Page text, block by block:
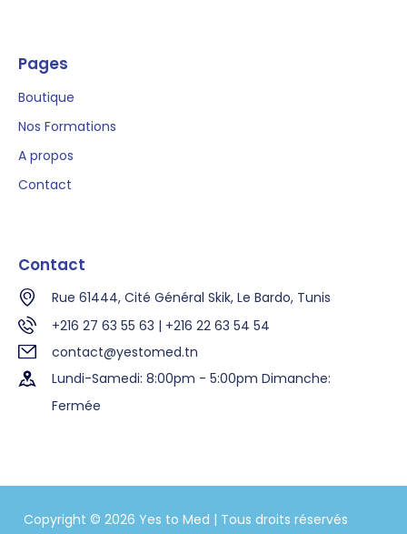
Pages
Boutique
Nos Formations
A propos
Contact
Contact
Rue 61444, Cité Général Skik, Le Bardo, Tunis
+216 27 63 55 63 | +216 22 63 54 54
contact@yestomed.tn
Lundi-Samedi: 8:00pm - 5:00pm Dimanche:
Fermée
Copyright © 2026 Yes to Med | Tous droits réservés